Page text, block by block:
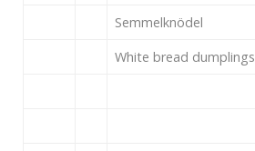
Semmelknödel
White bread dumplings